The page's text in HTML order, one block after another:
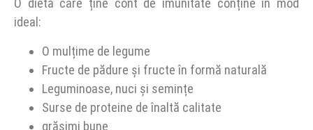
O dietă care ține cont de imunitate conține în mod
ideal:
O mulțime de legume
Fructe de pădure și fructe în formă naturală
Leguminoase, nuci și semințe
Surse de proteine de înaltă calitate
grăsimi bune